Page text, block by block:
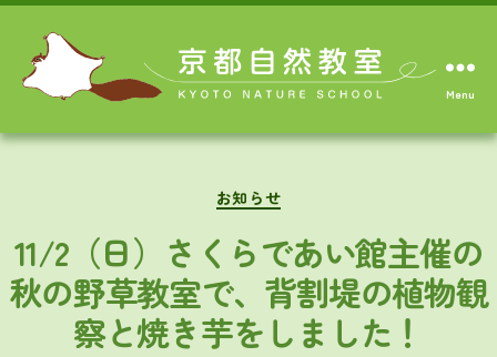
Menu
Categories
お知らせ
11/2（日）さくらであい館主催の
秋の野草教室で、背割堤の植物観
察と焼き芋をしました！